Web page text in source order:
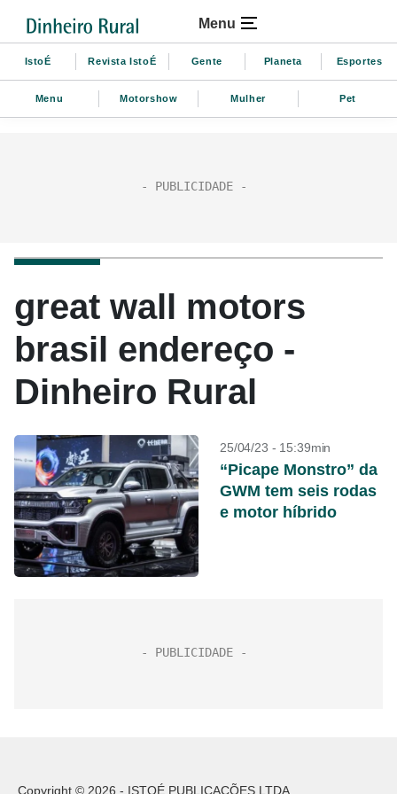
Menu
IstoÉ Revista IstoÉ Gente Planeta Esportes
Menu Motorshow Mulher Pet
great wall motors
brasil endereço -
Dinheiro Rural
25/04/23 - 15:39min
“Picape Monstro” da
GWM tem seis rodas
e motor híbrido
Copyright © 2026 - ISTOÉ PUBLICAÇÕES LTDA